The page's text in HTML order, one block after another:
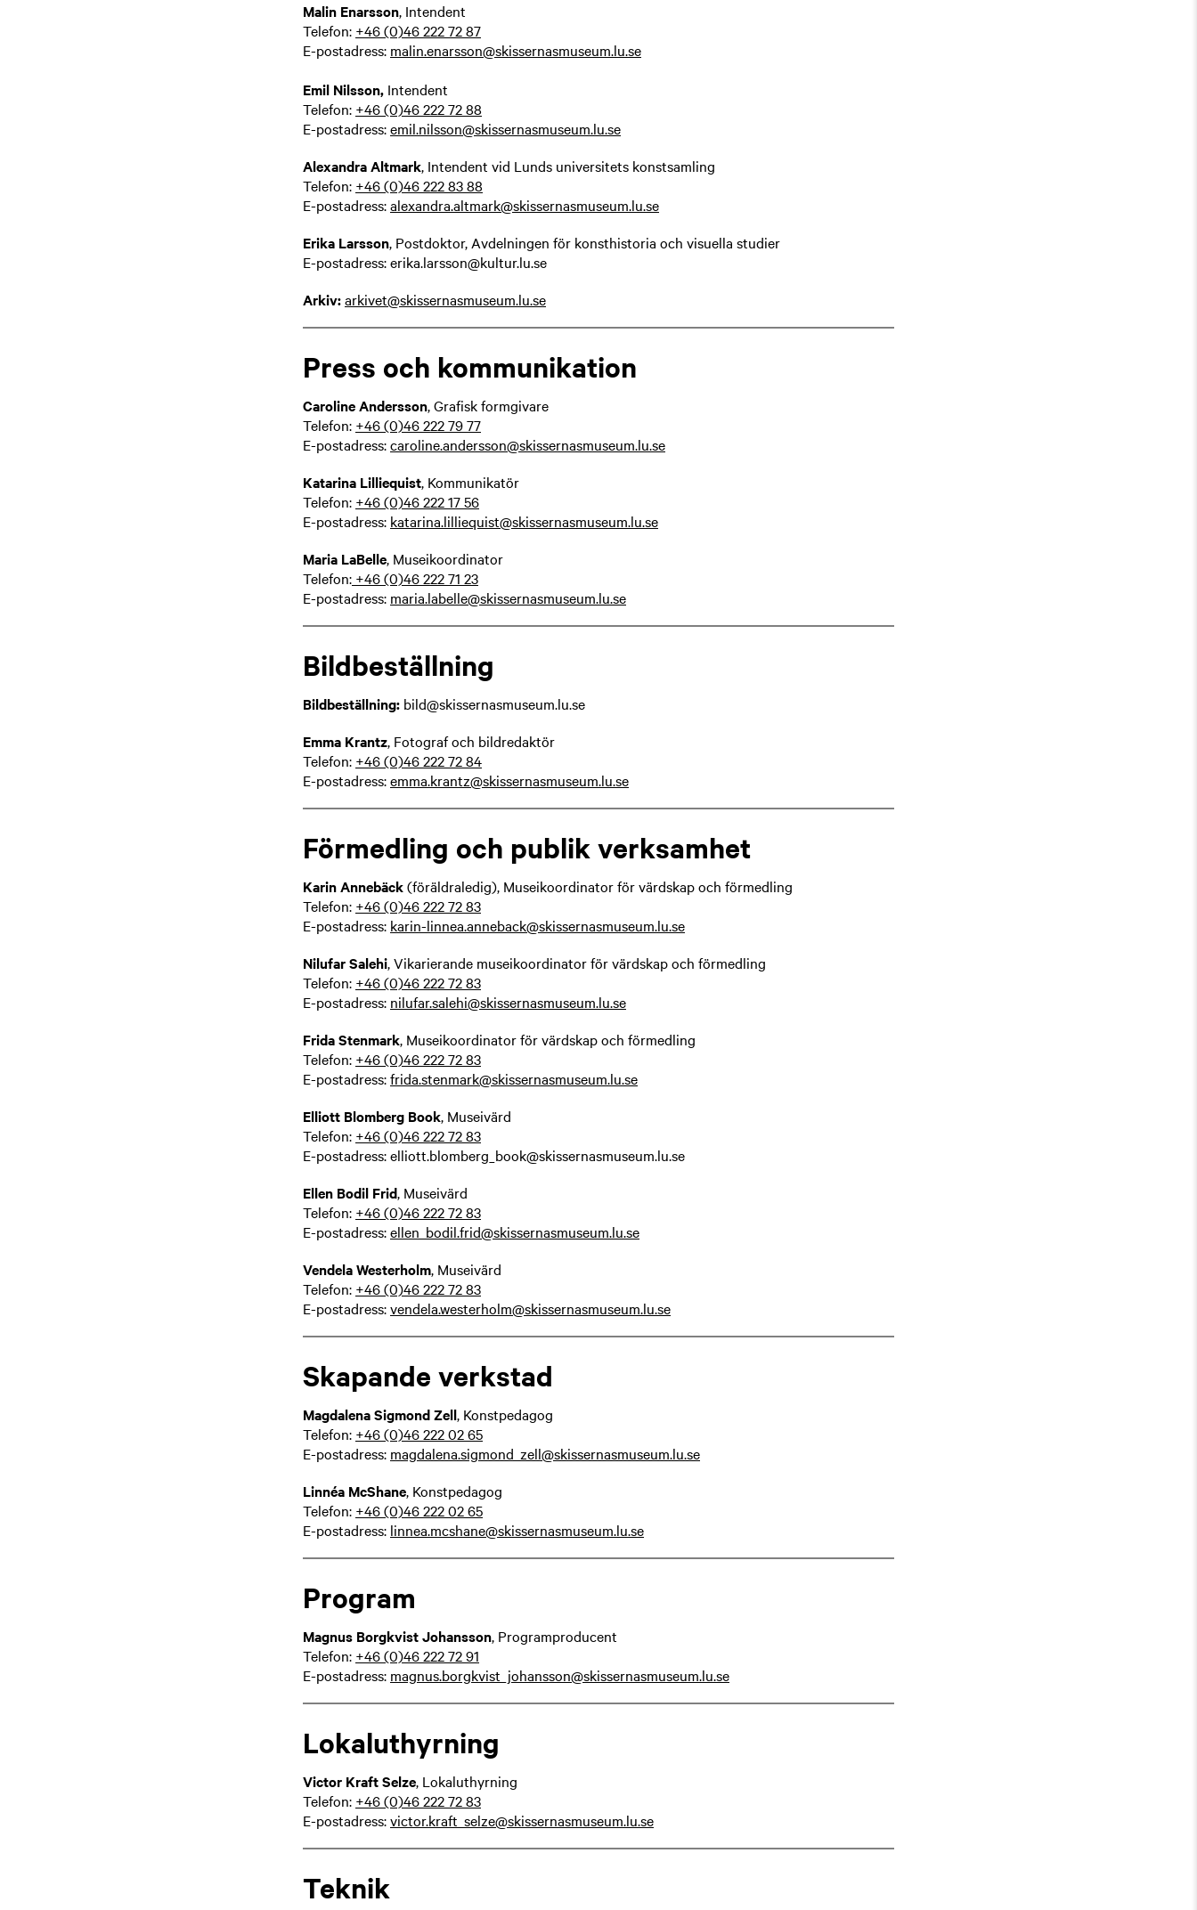
Malin Enarsson, Intendent
Telefon: +46 (0)46 222 72 87
E-postadress: malin.enarsson@skissernasmuseum.lu.se
Emil Nilsson, Intendent
Telefon: +46 (0)46 222 72 88
E-postadress:emil.nilsson@skissernasmuseum.lu.se
Alexandra Altmark, Intendent vid Lunds universitets konstsamling
Telefon: +46 (0)46 222 83 88
E-postadress:alexandra.altmark@skissernasmuseum.lu.se
Erika Larsson, Postdoktor, Avdelningen för konsthistoria och visuella studier
E-postadress: erika.larsson@kultur.lu.se
Arkiv:arkivet@skissernasmuseum.lu.se
Press och kommunikation
Caroline Andersson,Grafisk formgivare
Telefon: +46 (0)46 222 79 77
E-postadress:caroline.andersson@skissernasmuseum.lu.se
Katarina Lilliequist, Kommunikatör
Telefon: +46 (0)46 222 17 56
E-postadress: katarina.lilliequist@skissernasmuseum.lu.se
Maria LaBelle, Museikoordinator
Telefon: +46 (0)46222 71 23
E-postadress: maria.labelle@skissernasmuseum.lu.se
Bildbeställning
Bildbeställning: bild@skissernasmuseum.lu.se
Emma Krantz, Fotograf och bildredaktör
Telefon: +46 (0)46 222 72 84
E-postadress:emma.krantz@skissernasmuseum.lu.se
Förmedling och publik verksamhet
Karin Annebäck(föräldraledig), Museikoordinator för värdskap och förmedling
Telefon: +46 (0)46 222 72 83
E-postadress: karin-linnea.anneback@skissernasmuseum.lu.se
Nilufar Salehi, Vikarierande museikoordinator för värdskap och förmedling
Telefon: +46 (0)46 222 72 83
E-postadress: nilufar.salehi@skissernasmuseum.lu.se
Frida Stenmark, Museikoordinator för värdskap och förmedling
Telefon: +46 (0)46 222 72 83
E-postadress:frida.stenmark@skissernasmuseum.lu.se
Elliott Blomberg Book, Museivärd
Telefon: +46 (0)46 222 72 83
E-postadress: elliott.blomberg_book@skissernasmuseum.lu.se
Ellen Bodil Frid, Museivärd
Telefon: +46 (0)46 222 72 83
E-postadress:ellen_bodil.frid@skissernasmuseum.lu.se
Vendela Westerholm, Museivärd
Telefon: +46 (0)46 222 72 83
E-postadress:vendela.westerholm@skissernasmuseum.lu.se
Skapande verkstad
Magdalena SigmondZell, Konstpedagog
Telefon: +46 (0)46 222 02 65
E-postadress: magdalena.sigmond_zell@skissernasmuseum.lu.se
Linnéa McShane, Konstpedagog
Telefon: +46 (0)46 222 02 65
E-postadress: linnea.mcshane@skissernasmuseum.lu.se
Program
Magnus Borgkvist Johansson, Programproducent
Telefon: +46 (0)46 222 72 91
E-postadress: magnus.borgkvist_johansson@skissernasmuseum.lu.se
Lokaluthyrning
Victor Kraft Selze, Lokaluthyrning
Telefon: +46 (0)46 222 72 83
E-postadress:victor.kraft_selze@skissernasmuseum.lu.se
Teknik